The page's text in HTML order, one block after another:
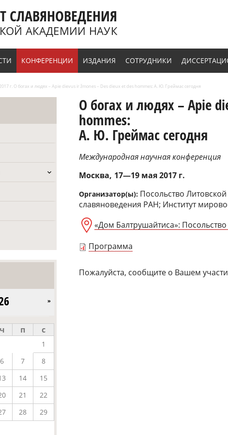
СЛАВЯНОВЕДЕНИЯ
АКАДЕМИИ НАУК
КОНФЕРЕНЦИИ ИЗДАНИЯ СОТРУДНИКИ
г. О богах и людях – Apie dievus ir žmones – Des dieux et des hommes: А. Ю. Греймас сегодня
»
ч п с
1
6 7
8
14
15
21
22
28
29
О богах и людях – Apie
hommes:
А. Ю. Греймас сегодня
Международная научная конференция
Москва 17—19 мая 2017 г.
Организатор(ы): Посольство
славяноведения РАН; Институт
«Дом Балтрушайтиса»:
Программа
Пожалуйста, сообщите о Вашем